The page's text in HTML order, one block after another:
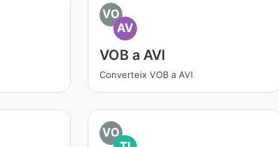
VO
AV
VOB a AVI
Converteix VOB a AVI
VO